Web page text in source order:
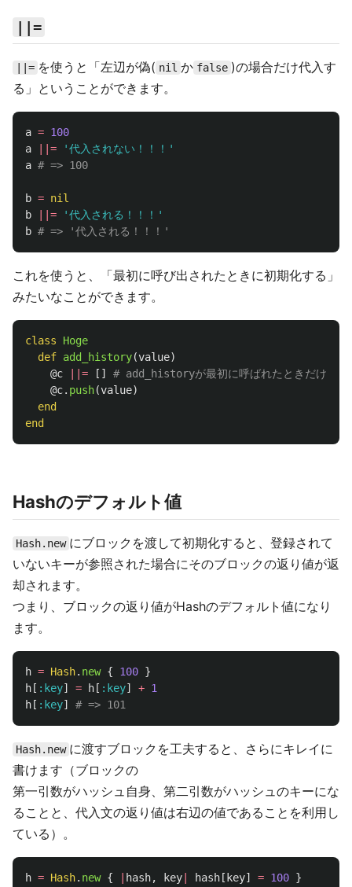
||=
||= を使うと「左辺が偽( nil か false )の場合だけ代入す
る」ということができます。
a = 100
a
||=
'代入されない！！！'
a # => 100
b = nil
b
||=
'代入される！！！'
b # => '代入される！！！'
これを使うと、「最初に呼び出されたときに初期化する」
みたいなことができます。
class
Hoge
def add_history(value)
@c
||= []
# add_historyが最初に呼ばれたときだけ実行
@c. push(value)
end
end
Hashのデフォルト値
Hash.new にブロックを渡して初期化すると、登録されて
いないキーが参照された場合にそのブロックの返り値が返
却されます。
つまり、ブロックの返り値がHashのデフォルト値になり
ます。
h = Hash. new { 100 }
h [ :key] = h [ :key] + 1
h [ :key] # => 101
Hash.new に渡すブロックを工夫すると、さらにキレイに
書けます（ブロックの
第一引数がハッシュ自身、第二引数がハッシュのキーにな
ることと、代入文の返り値は右辺の値であることを利用し
ている）。
h = Hash. new { hash, key hash [ key] = 100 }